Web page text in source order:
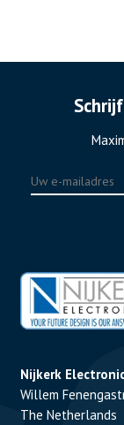
Nijkerk
Willem
The Netherlands